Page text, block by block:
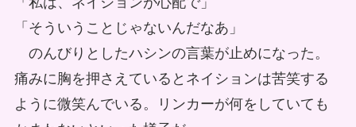
「そういうことじゃないんだなあ」
のんびりとしたハシンの言葉が止めになった。
痛みに胸を押さえているとネイションは苦笑する
ように微笑んでいる。リンカーが何をしていても